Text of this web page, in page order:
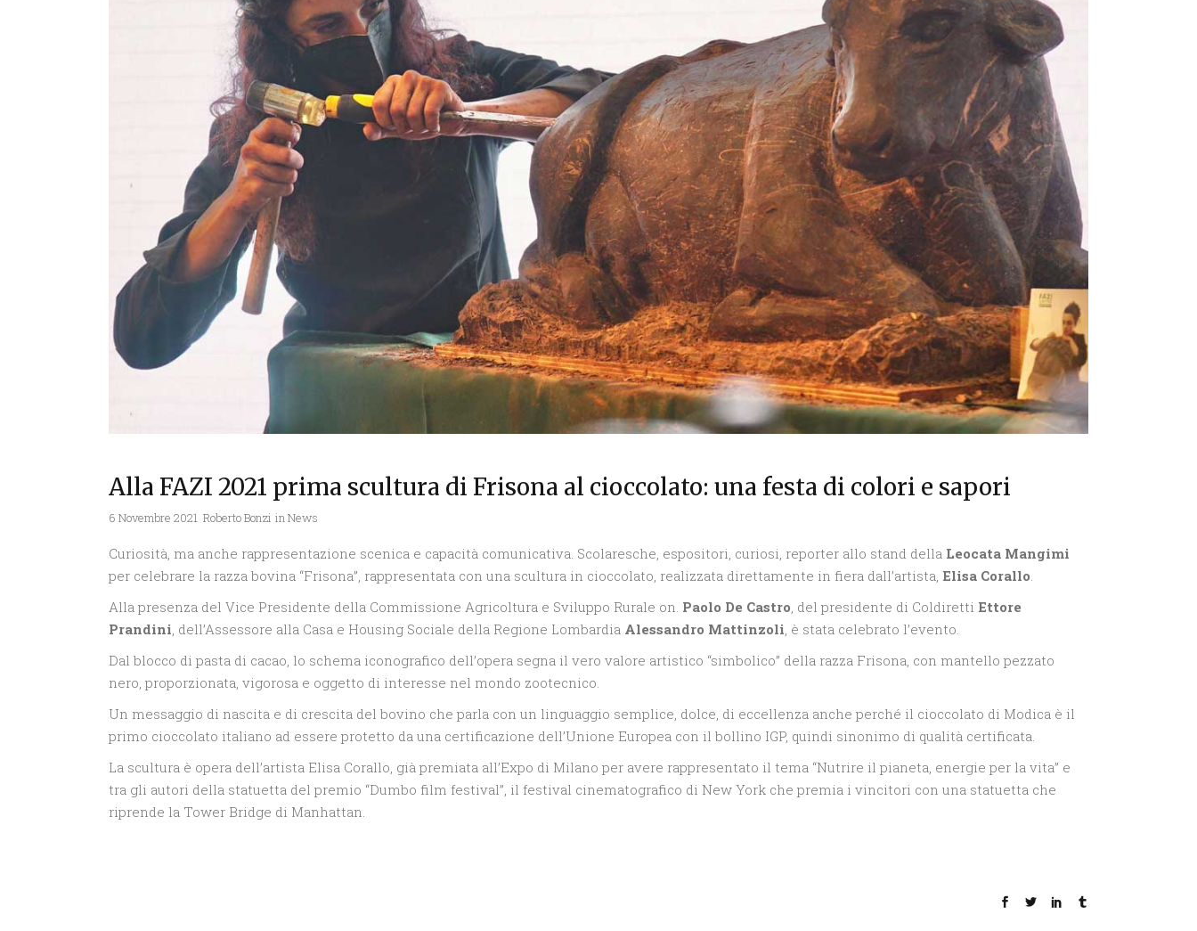
Alla FAZI 2021 prima scultura di Frisona al cioccolato: una festa di colori e sapori
6 Novembre 2021 Roberto Bonzi inNews
Curiosità, ma anche rappresentazione scenica e capacità comunicativa. Scolaresche, espositori, curiosi, reporter allo stand della Leocata Mangimi
per celebrare la razza bovina “Frisona”, rappresentata con una scultura in cioccolato, realizzata direttamente in fiera dall’artista, Elisa Corallo.
Alla presenza del Vice Presidente della Commissione Agricoltura e Sviluppo Rurale on. Paolo De Castro, del presidente di Coldiretti Ettore
Prandini, dell’Assessore alla Casa e Housing Sociale della Regione Lombardia Alessandro Mattinzoli, è stata celebrato l’evento.
Dal blocco di pasta di cacao, lo schema iconografico dell’opera segna il vero valore artistico “simbolico” della razza Frisona, con mantello pezzato
nero, proporzionata, vigorosa e oggetto di interesse nel mondo zootecnico.
Un messaggio di nascita e di crescita del bovino che parla con un linguaggio semplice, dolce, di eccellenza anche perché il cioccolato di Modica è il
primo cioccolato italiano ad essere protetto da una certificazione dell’Unione Europea con il bollino IGP, quindi sinonimo di qualità certificata.
La scultura è opera dell’artista Elisa Corallo, già premiata all’Expo di Milano per avere rappresentato il tema “Nutrire il pianeta, energie per la vita” e
tra gli autori della statuetta del premio “Dumbo film festival”, il festival cinematografico di New York che premia i vincitori con una statuetta che
riprende la Tower Bridge di Manhattan.